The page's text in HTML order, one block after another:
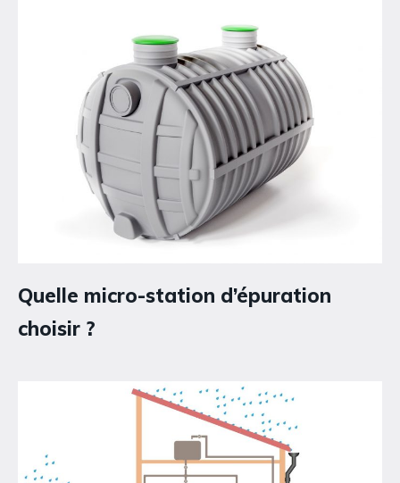
Quelle micro-station d’épuration
choisir ?